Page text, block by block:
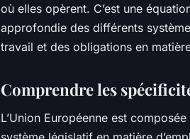
où elles opèrent. C’est une
approfondie des différents
travail et des obligations en
Comprendre les
L’Union Européenne est